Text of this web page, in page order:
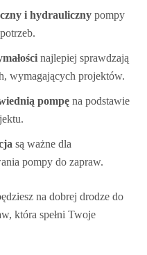
i hydrauliczny pompy
najlepiej sprawdzają
wymagających projektów.
pompę na podstawie
są ważne dla
pompy do zapraw.
na dobrej drodze do
która spełni Twoje